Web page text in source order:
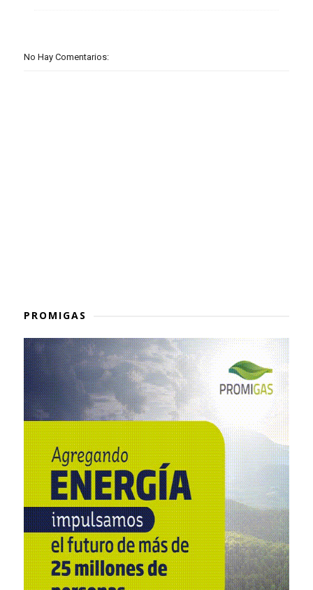
No Hay Comentarios:
PROMIGAS